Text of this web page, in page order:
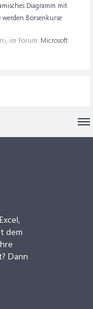
Diagramm mit
Börsenkurse
im Forum: Microsoft
dem
Dann